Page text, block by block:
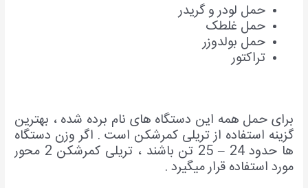
حمل لودر و گریدر
حمل غلطک
حمل بولدوزر
تراکتور
برای حمل همه این دستگاه های نام برده شده ، بهترین
گزینه استفاده از تریلی کمرشکن است . اگر وزن دستگاه
ها حدود 24 – 25 تن باشند ، تریلی کمرشکن 2 محور
مورد استفاده قرار میگیرد .